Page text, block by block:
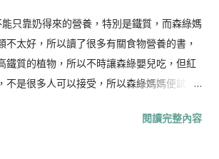
只靠奶得來的營養，特別是鐵質，而森綠媽
不太好，所以讀了很多有關食物營養的書，
鐵質的植物，所以不時讓森綠嬰兒吃，但紅
不是很多人可以接受，所以森綠媽媽便試用
2. 南瓜 （分量為紅菜頭的兩倍） 做法： 1.
閱讀完整內容